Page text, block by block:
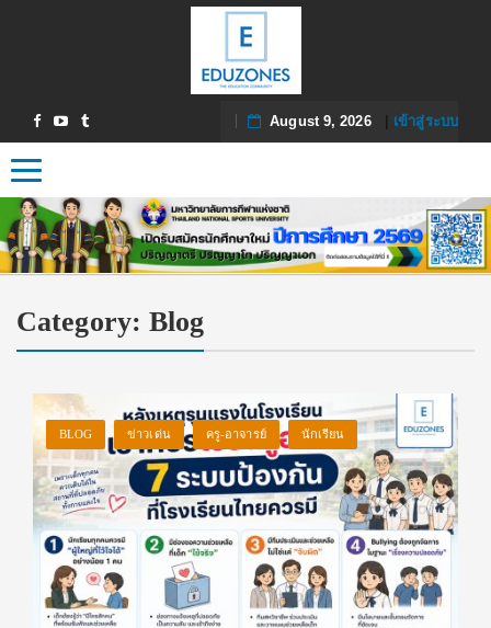
August 9, 2026| เข้าสู่ระบบ
Toggle navigation
Category: Blog
BLOG ข่าวเด่น ครู-อาจารย์ นักเรียน